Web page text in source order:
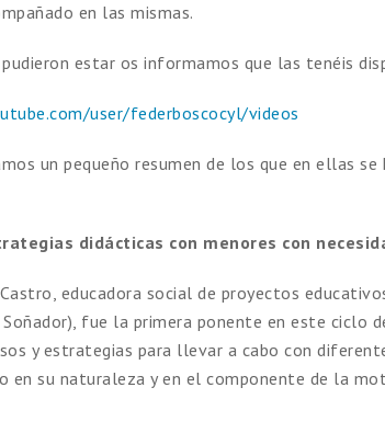
en las mismas.
estar os informamos que las tenéis
user/federboscocyl/videos
un pequeño resumen de los que en ellas
didácticas con menores con
educadora social de proyectos
Soñador), fue la primera ponente en este ciclo
y estrategias para llevar a cabo con
en su naturaleza y en el componente de la